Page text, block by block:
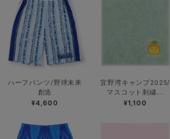
ハーフパンツ/野球未来
創造
¥4,600
宜野湾キャンプ2025/
マスコット刺繍...
¥1,100